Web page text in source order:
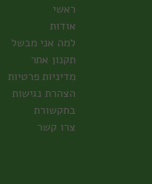
ראשי
אודות
למה אני מבשל
תקנון אתר
מדיניות פרטיות
הצהרת נגישות
בתקשורת
צרו קשר